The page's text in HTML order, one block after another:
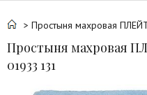
> Простыня махровая
Простыня махровая
01933 131